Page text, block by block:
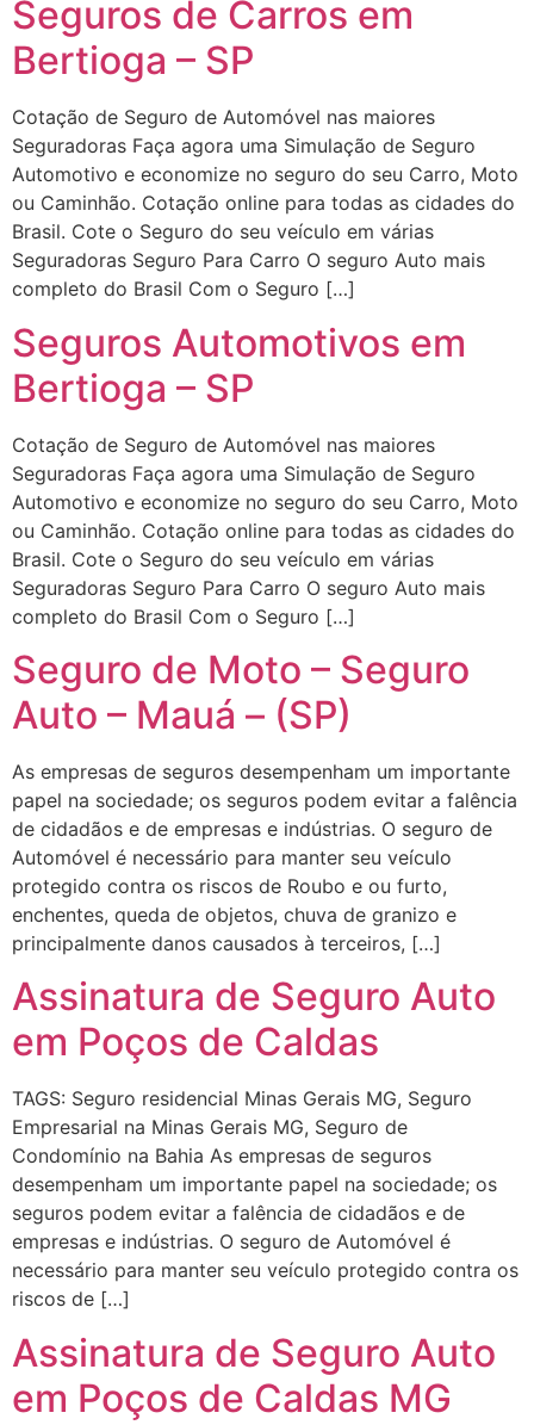
Seguros de Carros em
Bertioga – SP
Cotação de Seguro de Automóvel nas maiores
Seguradoras Faça agora uma Simulação de Seguro
Automotivo e economize no seguro do seu Carro, Moto
ou Caminhão. Cotação online para todas as cidades do
Brasil. Cote o Seguro do seu veículo em várias
Seguradoras Seguro Para Carro O seguro Auto mais
completo do Brasil Com o Seguro […]
Seguros Automotivos em
Bertioga – SP
Cotação de Seguro de Automóvel nas maiores
Seguradoras Faça agora uma Simulação de Seguro
Automotivo e economize no seguro do seu Carro, Moto
ou Caminhão. Cotação online para todas as cidades do
Brasil. Cote o Seguro do seu veículo em várias
Seguradoras Seguro Para Carro O seguro Auto mais
completo do Brasil Com o Seguro […]
Seguro de Moto – Seguro
Auto – Mauá – (SP)
As empresas de seguros desempenham um importante
papel na sociedade; os seguros podem evitar a falência
de cidadãos e de empresas e indústrias. O seguro de
Automóvel é necessário para manter seu veículo
protegido contra os riscos de Roubo e ou furto,
enchentes, queda de objetos, chuva de granizo e
principalmente danos causados à terceiros, […]
Assinatura de Seguro Auto
em Poços de Caldas
TAGS: Seguro residencial Minas Gerais MG, Seguro
Empresarial na Minas Gerais MG, Seguro de
Condomínio na Bahia As empresas de seguros
desempenham um importante papel na sociedade; os
seguros podem evitar a falência de cidadãos e de
empresas e indústrias. O seguro de Automóvel é
necessário para manter seu veículo protegido contra os
riscos de […]
Assinatura de Seguro Auto
em Poços de Caldas MG